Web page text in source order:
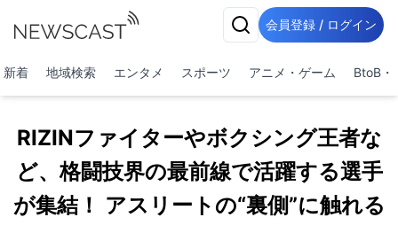
会員登録 / ログイン
新着 地域検索 エンタメ スポーツ アニメ・ゲーム BtoB・
RIZINファイターやボクシング王者な
ど、格闘技界の最前線で活躍する選手
が集結！ アスリートの“裏側”に触れる